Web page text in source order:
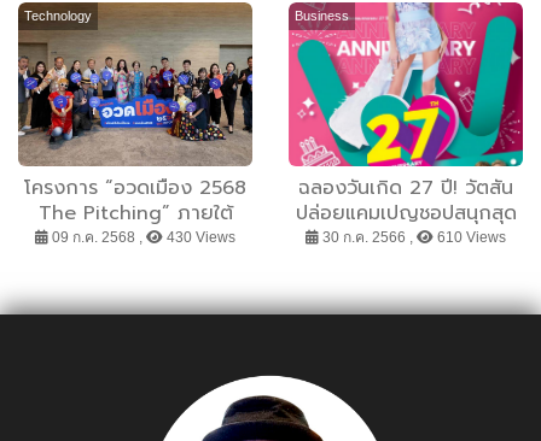
Technology
โครงการ “อวดเมือง 2568
The Pitching” ภายใต้
SPLASH - Soft Power
09 ก.ค. 2568 , 430 Views
Business
ฉลองวันเกิด 27 ปี! วัตสัน
ปล่อยแคมเปญชอปสนุกสุด
คุ้มตลอดเดือน ชอปไอเท็ม
30 ก.ค. 2566 , 610 Views